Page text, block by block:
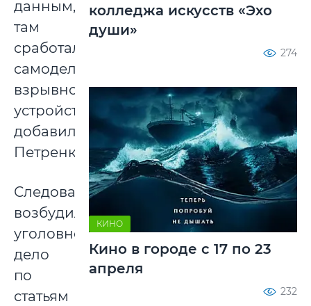
данным,
там
сработало
самодельное
взрывное
устройство,
добавила
Петренко.
Следователи
возбудили
уголовное
дело
по
статьям
колледжа искусств «Эхо
души»
274
КИНО
Кино в городе с 17 по 23
апреля
232